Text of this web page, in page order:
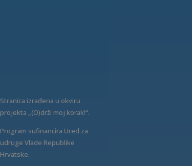
Stranica izrađena u okviru
projekta „(O)drži moj korak!“.
Program sufinancira Ured za
udruge Vlade Republike
Hrvatske.